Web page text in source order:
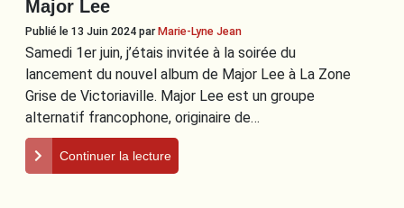
Major Lee
Publié le 13 Juin 2024 parMarie-Lyne Jean
Samedi 1er juin, j’étais invitée à la soirée du
lancement du nouvel album de Major Lee à La Zone
Grise de Victoriaville. Major Lee est un groupe
alternatif francophone, originaire de…
Continuer la lecture